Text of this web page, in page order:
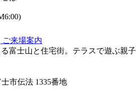
ご来場案内
市伝法 1335番地